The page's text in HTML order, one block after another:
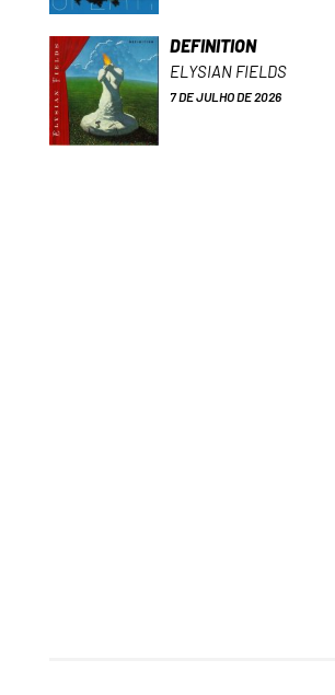
DEFINITION
ELYSIAN FIELDS
7 DE JULHO DE 2026